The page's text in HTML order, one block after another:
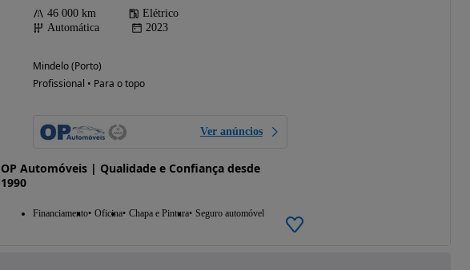
46 000 km
Elétrico
Automática
2023
Mindelo (Porto)
Profissional • Para o topo
Ver anúncios
OP Automóveis | Qualidade e Confiança desde
1990
Financiamento Oficina Chapa e Pintura Seguro automóvel